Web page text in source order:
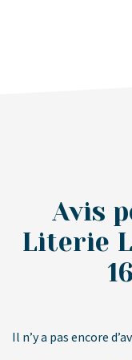
Avis
Literie
Il n’y a pas encore